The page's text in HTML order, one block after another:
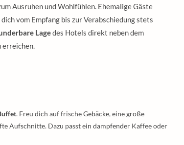
Ausruhen und Wohlfühlen. Ehemalige Gäste
dich vom Empfang bis zur Verabschiedung stets
Lagedes Hotels direkt neben dem
erreichen.
. Freu dich auf frische Gebäcke, eine große
Aufschnitte. Dazu passt ein dampfender Kaffee oder